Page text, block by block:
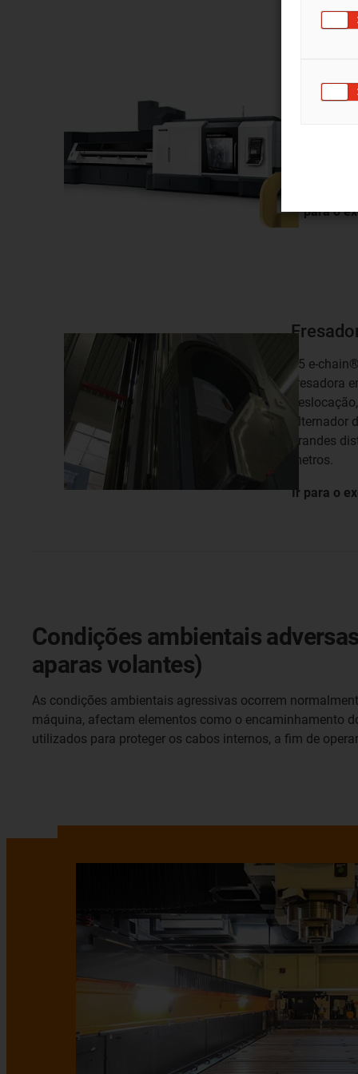
Um
fusos
Ir para o
15 e-
fresadora
alternador
grandes
metros.
Ir para o
Condições ambientais
aparas volantes)
As condições ambientais agressivas ocorrem
máquina, afectam elementos como o encaminhamento
utilizados para proteger os cabos internos, a fim de